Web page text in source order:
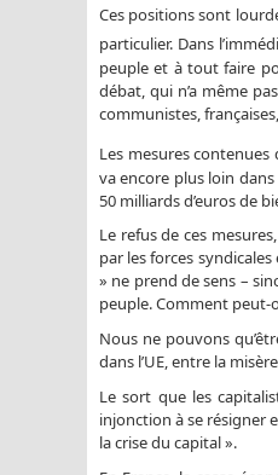
Ces positions sont
particulier. Dans
peuple et à tout faire
débat, qui n’a même
communistes,
Les mesures contenues
va encore plus loin
50 milliards d’euros de
Le refus de ces
par les forces
» ne prend de sens –
peuple. Comment peut-
Nous ne pouvons
dans l’UE, entre la
Le sort que les
injonction à se résigner
la crise du capital ».